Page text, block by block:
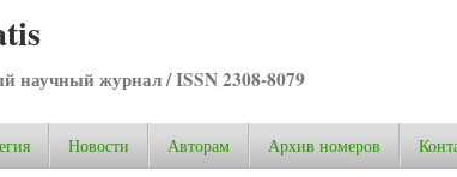
научный журнал / ISSN 2308-8079
Новости Авторам Архив номеров